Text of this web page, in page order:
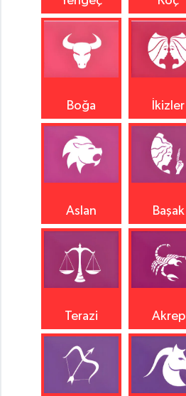
Boğa İkizler
Aslan Başak
Terazi Akrep